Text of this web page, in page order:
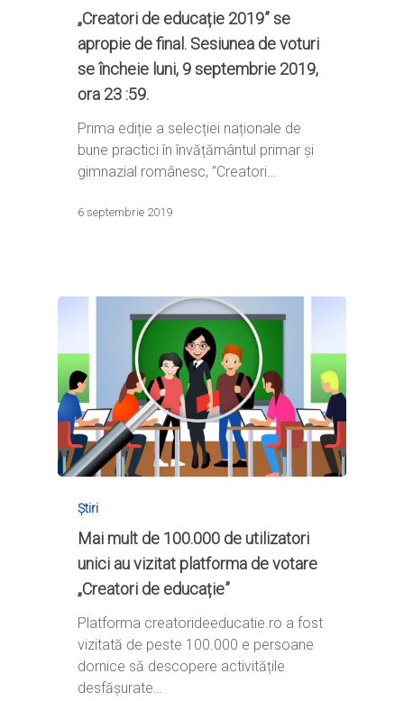
„Creatori de educație 2019” se
apropie de final. Sesiunea de voturi
se încheie luni, 9 septembrie 2019,
ora 23 :59.
Prima ediție a selecției naționale de
bune practici în învățământul primar și
gimnazial românesc, ”Creatori…
6 septembrie 2019
Știri
Mai mult de 100.000 de utilizatori
unici au vizitat platforma de votare
„Creatori de educație”
Platforma creatorideeducatie.ro a fost
vizitată de peste 100.000 e persoane
dornice să descopere activitățile
desfășurate…
Linkuri utile
Glosar
Evenimente
Login